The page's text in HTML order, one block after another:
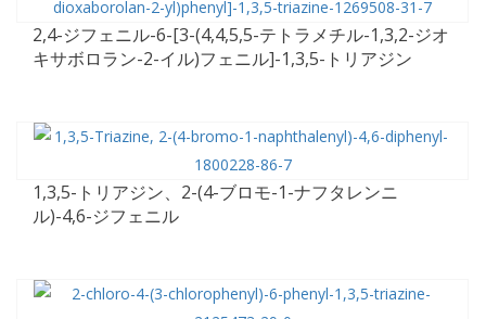
2,4-ジフェニル-6-[3-(4,4,5,5-テトラメチル-1,3,2-ジオ
キサボロラン-2-イル)フェニル]-1,3,5-トリアジン
1,3,5-トリアジン、2-(4-ブロモ-1-ナフタレンニ
ル)-4,6-ジフェニル